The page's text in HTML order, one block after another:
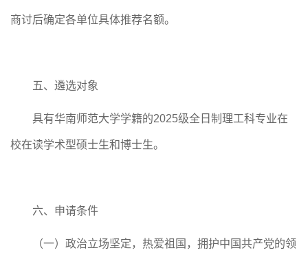
商讨后确定各单位具体推荐名额。
五、遴选对象
具有华南师范大学学籍的2025级全日制理工科专业在
校在读学术型硕士生和博士生。
六、申请条件
（一）政治立场坚定，热爱祖国，拥护中国共产党的领